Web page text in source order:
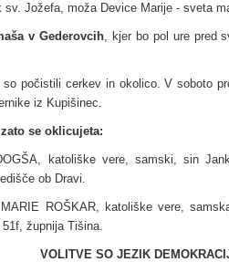
Jožefa, moža Device Marije - sveta
v Gederovcih, kjer bo pol ure pred
so počistili cerkev in okolico. V soboto
iz Kupišinec.
se oklicujeta:
katoliške vere, samski, sin
ob Dravi.
ROŠKAR, katoliške vere,
župnija Tišina.
VOLITVE SO JEZIK